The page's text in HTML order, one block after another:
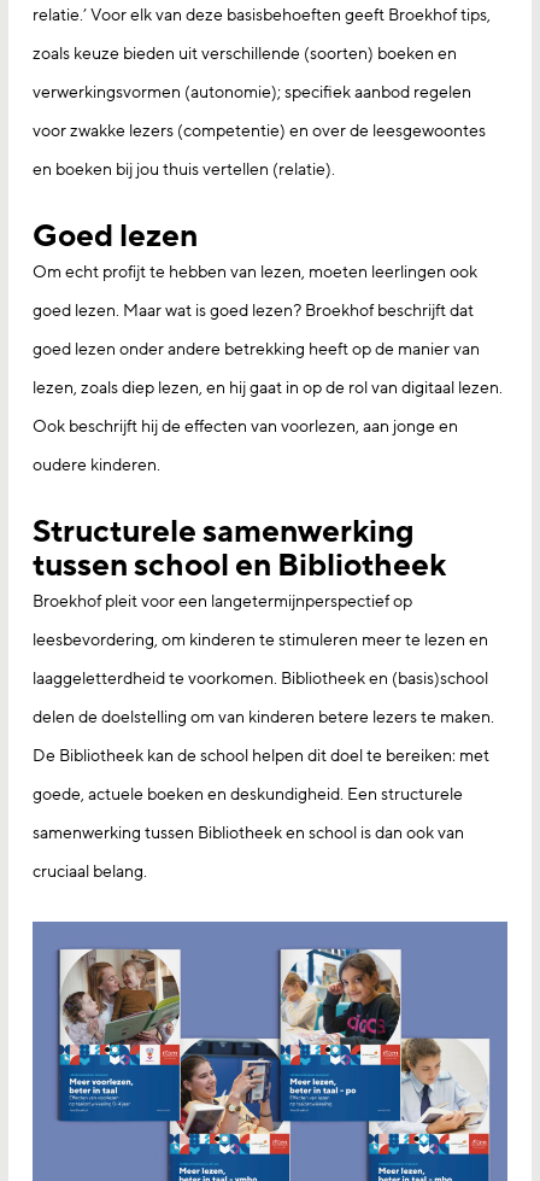
relatie.’ Voor elk van deze basisbehoeften geeft Broekhof tips,
zoals keuze bieden uit verschillende (soorten) boeken en
verwerkingsvormen (autonomie); specifiek aanbod regelen
voor zwakke lezers (competentie) en over de leesgewoontes
en boeken bij jou thuis vertellen (relatie).
Goed lezen
Om echt profijt te hebben van lezen, moeten leerlingen ook
goed lezen. Maar wat is goed lezen? Broekhof beschrijft dat
goed lezen onder andere betrekking heeft op de manier van
lezen, zoals diep lezen, en hij gaat in op de rol van digitaal lezen.
Ook beschrijft hij de effecten van voorlezen, aan jonge en
oudere kinderen.
Structurele samenwerking
tussen school en Bibliotheek
Broekhof pleit voor een langetermijnperspectief op
leesbevordering, om kinderen te stimuleren meer te lezen en
laaggeletterdheid te voorkomen. Bibliotheek en (basis)school
delen de doelstelling om van kinderen betere lezers te maken.
De Bibliotheek kan de school helpen dit doel te bereiken: met
goede, actuele boeken en deskundigheid. Een structurele
samenwerking tussen Bibliotheek en school is dan ook van
cruciaal belang.